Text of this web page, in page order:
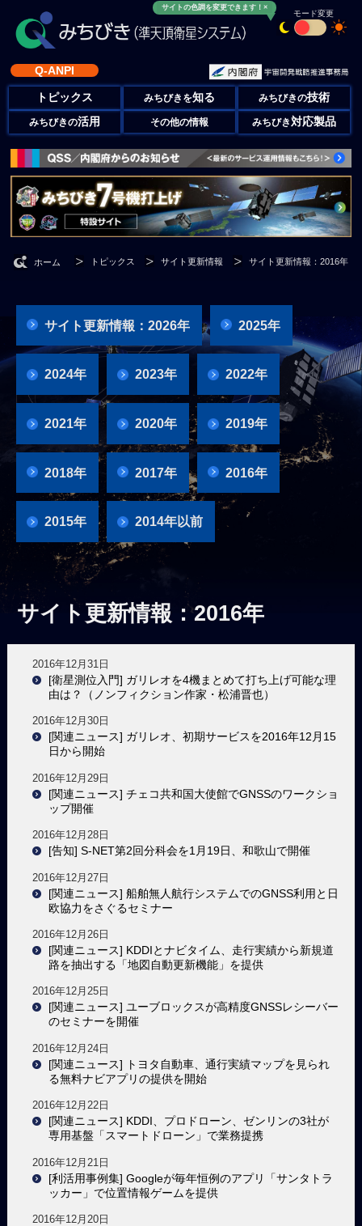
サイトの色調を変更できます！×
モード変更
Q-ANPI
トピックス みちびきを知る みちびきの技術
みちびきの活用 その他の情報 みちびき対応製品
ホーム トピックス サイト更新情報 サイト更新情報：2016年
サイト更新情報：2026年 2025年
2024年 2023年 2022年
2021年 2020年 2019年
2018年 2017年 2016年
2015年 2014年以前
サイト更新情報：2016年
2016年12月31日
[衛星測位入門] ガリレオを4機まとめて打ち上げ可能な理
由は？（ノンフィクション作家・松浦晋也）
2016年12月30日
[関連ニュース] ガリレオ、初期サービスを2016年12月15
日から開始
2016年12月29日
[関連ニュース] チェコ共和国大使館でGNSSのワークショ
ップ開催
2016年12月28日
[告知] S-NET第2回分科会を1月19日、和歌山で開催
2016年12月27日
[関連ニュース] 船舶無人航行システムでのGNSS利用と日
欧協力をさぐるセミナー
2016年12月26日
[関連ニュース] KDDIとナビタイム、走行実績から新規道
路を抽出する「地図自動更新機能」を提供
2016年12月25日
[関連ニュース] ユーブロックスが高精度GNSSレシーバー
のセミナーを開催
2016年12月24日
[関連ニュース] トヨタ自動車、通行実績マップを見られ
る無料ナビアプリの提供を開始
2016年12月22日
[関連ニュース] KDDI、プロドローン、ゼンリンの3社が
専用基盤「スマートドローン」で業務提携
2016年12月21日
[利活用事例集] Googleが毎年恒例のアプリ「サンタトラ
ッカー」で位置情報ゲームを提供
2016年12月20日